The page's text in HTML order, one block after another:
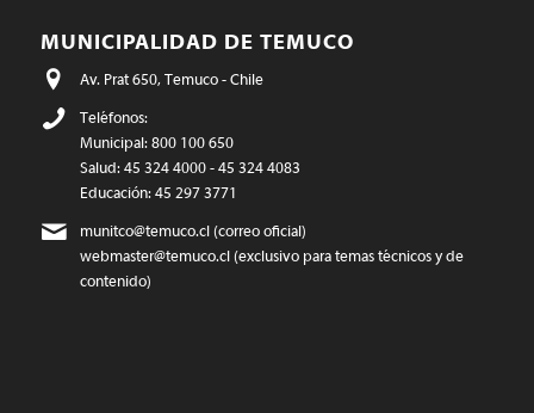
MUNICIPALIDAD DE TEMUCO
Av. Prat 650, Temuco - Chile
Teléfonos:
Municipal: 800 100 650
Salud: 45 324 4000 - 45 324 4083
Educación: 45 297 3771
munitco@temuco.cl(correo oficial)
webmaster@temuco.cl(exclusivo para temas técnicos y de
contenido)